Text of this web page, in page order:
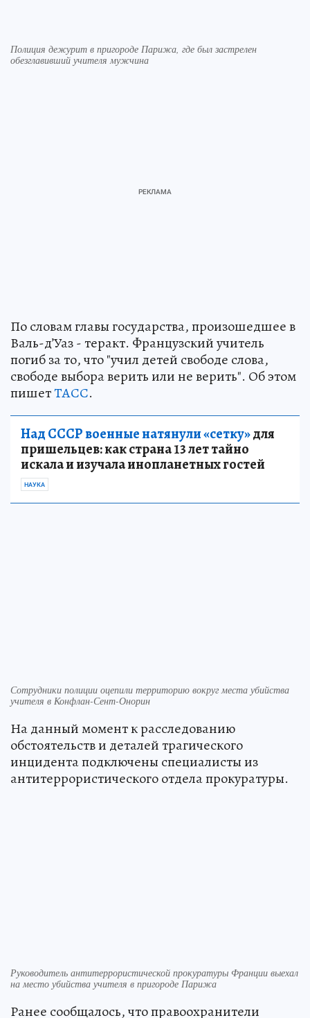
Полиция дежурит в пригороде Парижа, где был застрелен
обезглавивший учителя мужчина
По словам главы государства, произошедшее в
Валь-д’Уаз - теракт. Французский учитель
погиб за то, что "учил детей свободе слова,
свободе выбора верить или не верить". Об этом
пишетТАСС.
Над СССР военные натянули «сетку»для
пришельцев: как страна 13 лет тайно
искала и изучала инопланетных гостей
НАУКА
Сотрудники полиции оцепили территорию вокруг места убийства
учителя в Конфлан-Сент-Онорин
На данный момент к расследованию
обстоятельств и деталей трагического
инцидента подключены специалисты из
антитеррористического отдела прокуратуры.
Руководитель антитеррористической прокуратуры Франции выехал
на место убийства учителя в пригороде Парижа
Ранее сообщалось, что правоохранители